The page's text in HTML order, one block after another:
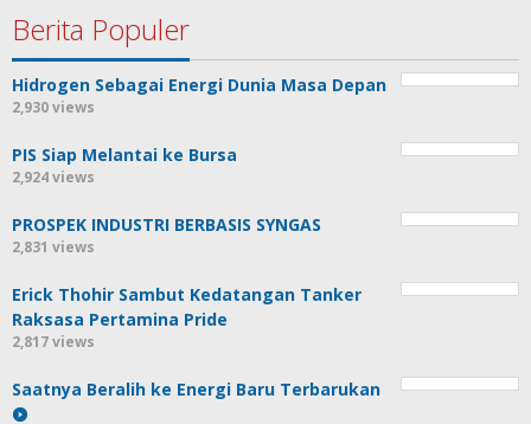
Berita Populer
Hidrogen Sebagai Energi Dunia Masa Depan
2,930 views
PIS Siap Melantai ke Bursa
2,924 views
PROSPEK INDUSTRI BERBASIS SYNGAS
2,831 views
Erick Thohir Sambut Kedatangan Tanker
Raksasa Pertamina Pride
2,817 views
Saatnya Beralih ke Energi Baru Terbarukan